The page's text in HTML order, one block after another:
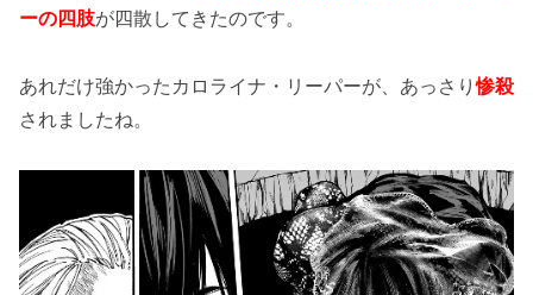
ーの四肢が四散してきたのです。
あれだけ強かったカロライナ・リーパーが、あっさり惨殺
されましたね。